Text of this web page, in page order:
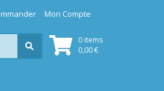
Mon Compte
0 items
0,00€